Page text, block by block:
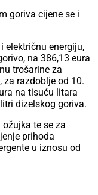
goriva cijene se i
električnu energiju,
na 386,13 eura
trošarine za
za razdoblje od 10.
na tisuću litara
dizelskog goriva.
te se za
prihoda
u iznosu od